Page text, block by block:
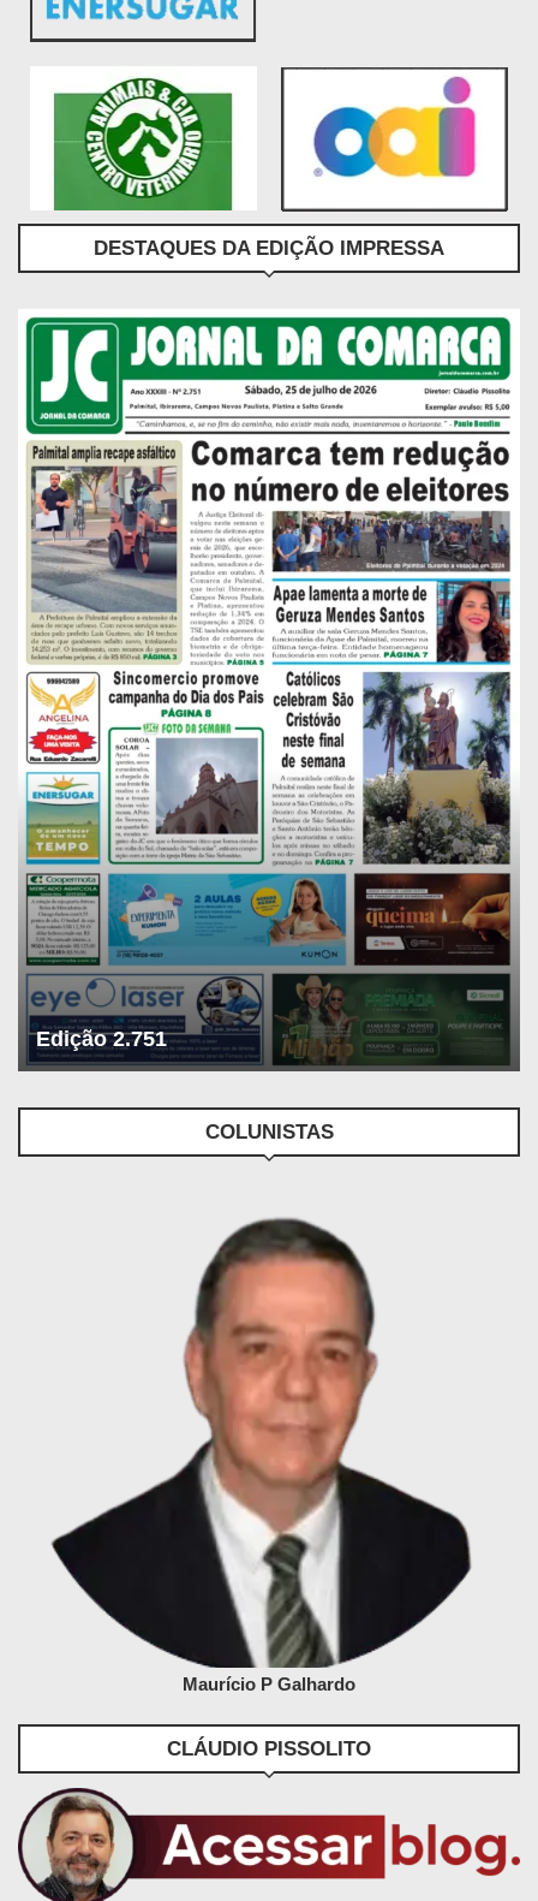
DESTAQUES DA EDIÇÃO IMPRESSA
Edição 2.751
COLUNISTAS
Maurício P Galhardo
CLÁUDIO PISSOLITO